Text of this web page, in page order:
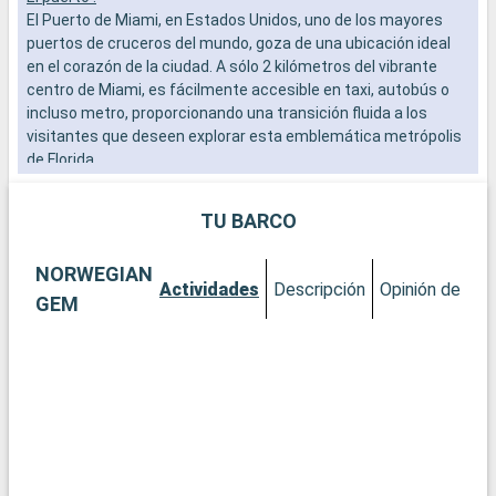
El Puerto de Miami, en Estados Unidos, uno de los mayores
puertos de cruceros del mundo, goza de una ubicación ideal
en el corazón de la ciudad. A sólo 2 kilómetros del vibrante
centro de Miami, es fácilmente accesible en taxi, autobús o
incluso metro, proporcionando una transición fluida a los
visitantes que deseen explorar esta emblemática metrópolis
de Florida.
Miami es una exuberante mezcla de cultura, arte y playas.
famosos murales y galerías de arte vanguardista. El histórico
distrito Art Decó de South Beach le transportará a los años 30
con sus coloridos edificios y su ambiente vintage. Para una
TU BARCO
NORWEGIAN
GEM
Actividades Descripción Opinión del